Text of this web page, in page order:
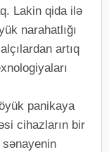
Lakin qida ilə
narahatlığı
artıq
panikaya
cihazların bir
sənayenin